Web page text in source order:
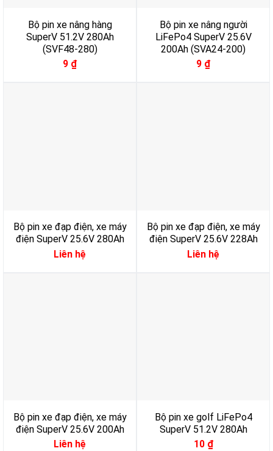
Bộ pin xe nâng hàng
SuperV 51.2V 280Ah
(SVF48-280)
9 ₫
Bộ pin xe nâng người
LiFePo4 SuperV 25.6V
200Ah (SVA24-200)
9 ₫
Bộ pin xe đạp điện, xe máy
điện SuperV 25.6V 280Ah
Liên hệ
Bộ pin xe đạp điện, xe máy
điện SuperV 25.6V 228Ah
Liên hệ
Bộ pin xe đạp điện, xe máy
điện SuperV 25.6V 200Ah
Liên hệ
Bộ pin xe golf LiFePo4
SuperV 51.2V 280Ah
10 ₫